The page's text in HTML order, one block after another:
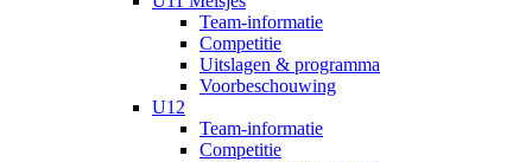
Team-informatie
Competitie
Uitslagen & programma
Voorbeschouwing
U12
Team-informatie
Competitie